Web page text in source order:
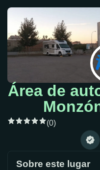
Área de
(0)
Sobre este lugar